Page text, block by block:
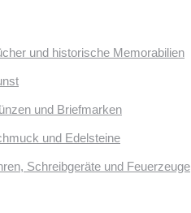
und historische Memorabilien
und Briefmarken
und Edelsteine
Schreibgeräte und Feuerzeuge